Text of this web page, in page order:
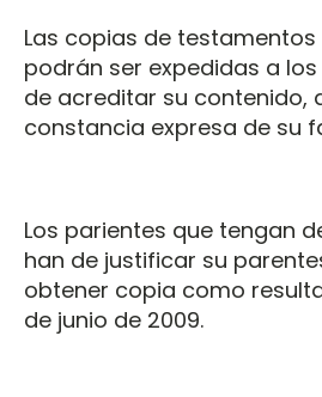
Las copias de
podrán ser expedidas a
de acreditar su contenido,
constancia expresa de su
Los parientes que tengan
han de justificar su
obtener copia como resulta
de junio de 2009.